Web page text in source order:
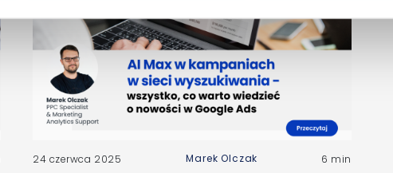
24 czerwca 2025 Marek Olczak 6 min